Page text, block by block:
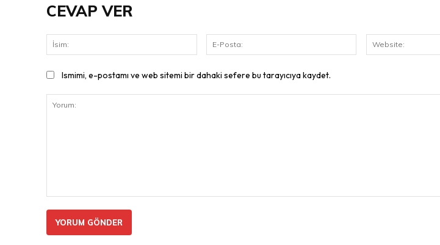
CEVAP VER
İsim:
Posta:
Ismimi, e-postamı ve web sitemi bir dahaki sefere bu tarayıcıya kaydet.